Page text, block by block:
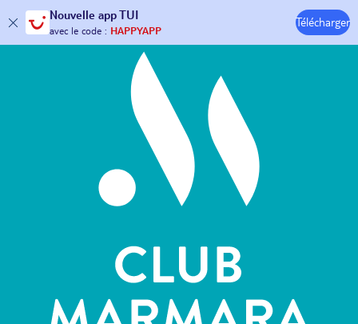
Nouvelle app TUI
30€ offerts*sur votrevoyage !
avec le code :HAPPYAPP
Télécharger
Hôtels & Clubs